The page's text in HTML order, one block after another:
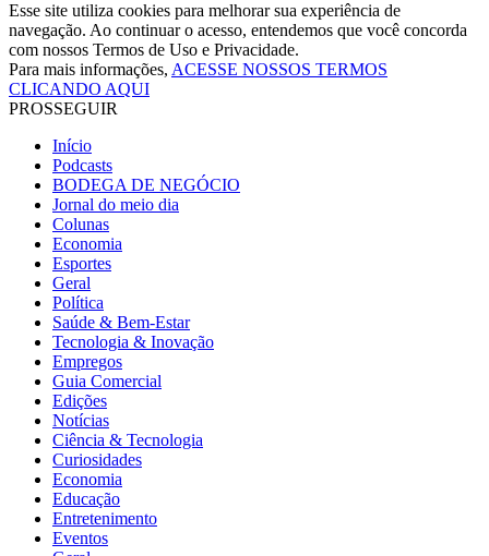
Esse site utiliza cookies para melhorar sua experiência de
navegação. Ao continuar o acesso, entendemos que você concorda
com nossos Termos de Uso e Privacidade.
Para mais informações, ACESSE NOSSOS TERMOS
CLICANDO AQUI
PROSSEGUIR
Início
Podcasts
BODEGA DE NEGÓCIO
Jornal do meio dia
Colunas
Economia
Esportes
Geral
Política
Saúde & Bem-Estar
Tecnologia & Inovação
Empregos
Guia Comercial
Edições
Notícias
Ciência & Tecnologia
Curiosidades
Economia
Educação
Entretenimento
Eventos